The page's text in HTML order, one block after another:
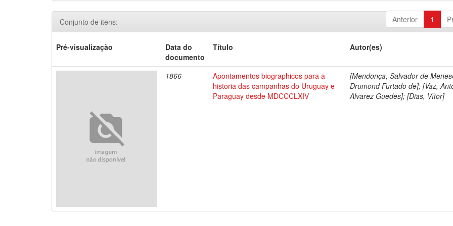
Anterior 1
Conjunto de itens:
Pré-visualização
Data do
documento
Título Autor(es)
1866
Apontamentos biographicos para a
historia das campanhas do Uruguay e
Paraguay desde MDCCCLXIV
[Mendonça, Salvador de
Drumond Furtado de]; [Vaz,
Alvarez Guedes]; [Dias, Vítor]